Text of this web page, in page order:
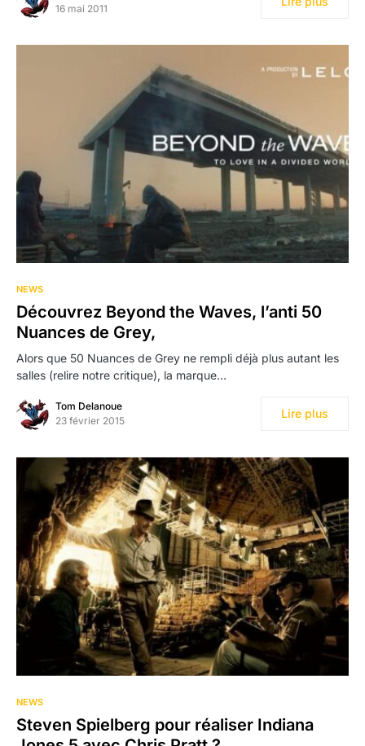
16 mai 2011
NEWS
Découvrez Beyond the Waves, l’anti 50
Nuances de Grey,
Alors que 50 Nuances de Grey ne rempli déjà plus autant les
salles (relire notre critique), la marque…
Tom Delanoue
23 février 2015
Lire plus
NEWS
Steven Spielberg pour réaliser Indiana